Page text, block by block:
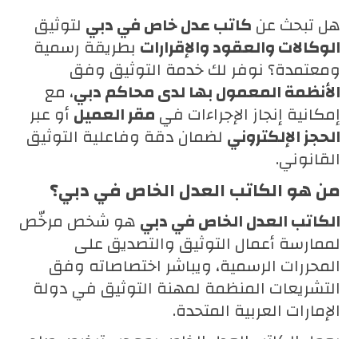
هل تبحث عنكاتب عدل خاص في دبي لتوثيق
الوكالات والعقود والإقرارات بطريقة رسمية
ومعتمدة؟ نوفر لك خدمة التوثيق وفق
الأنظمة المعمول بها لدى محاكم دبي، مع
إمكانية إنجاز الإجراءات فيمقر العميلأو عبر
الحجز الإلكتروني لضمان دقة وفاعلية التوثيق
القانوني.
من هو الكاتب العدل الخاص في دبي؟
الكاتب العدل الخاص في دبيهو شخص مرخّص
لممارسة أعمال التوثيق والتصديق على
المحررات الرسمية، ويباشر اختصاصاته وفق
التشريعات المنظمة لمهنة التوثيق في دولة
الإمارات العربية المتحدة.